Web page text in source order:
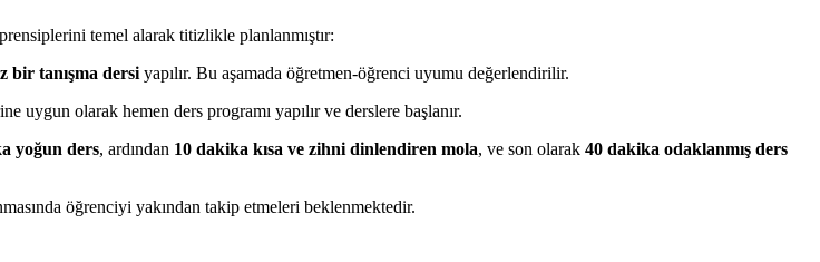
temel alarak titizlikle planlanmıştır:
bir tanışma dersi yapılır. Bu aşamada öğretmen-öğrenci uyumu değerlendirilir.
uygun olarak hemen ders programı yapılır ve derslere başlanır.
yoğun ders, ardından 10 dakika kısa ve zihni dinlendiren mola, ve son olarak 40 dakika odaklanmış ders
öğrenciyi yakından takip etmeleri beklenmektedir.